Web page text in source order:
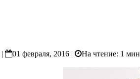
| 01 февраля, 2016 | На чтение: 1 мин